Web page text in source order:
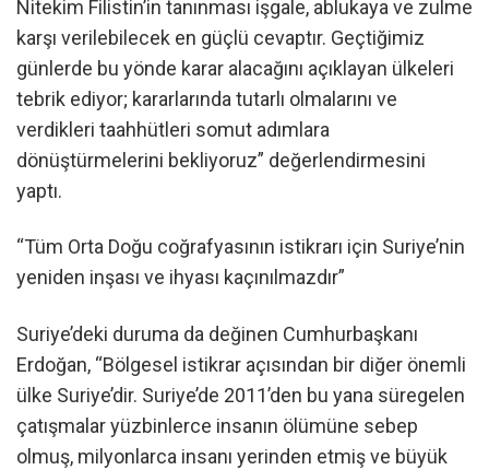
Nitekim Filistin’in tanınması işgale, ablukaya ve zulme
karşı verilebilecek en güçlü cevaptır. Geçtiğimiz
günlerde bu yönde karar alacağını açıklayan ülkeleri
tebrik ediyor; kararlarında tutarlı olmalarını ve
verdikleri taahhütleri somut adımlara
dönüştürmelerini bekliyoruz” değerlendirmesini
yaptı.
“Tüm Orta Doğu coğrafyasının istikrarı için Suriye’nin
yeniden inşası ve ihyası kaçınılmazdır”
Suriye’deki duruma da değinen Cumhurbaşkanı
Erdoğan, “Bölgesel istikrar açısından bir diğer önemli
ülke Suriye’dir. Suriye’de 2011’den bu yana süregelen
çatışmalar yüzbinlerce insanın ölümüne sebep
olmuş, milyonlarca insanı yerinden etmiş ve büyük